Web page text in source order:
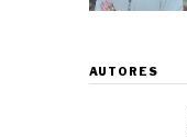
AUTORES